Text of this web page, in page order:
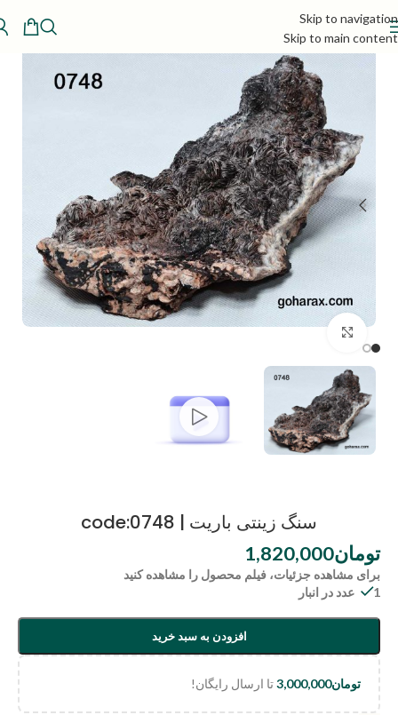
Skip to navigation
Skip to main content
سنگ زینتی باریت | code:0748
تومان1,820,000
برای مشاهده جزئیات، فیلم محصول را مشاهده کنید
1 عدد در انبار
افزودن به سبد خرید
تومان3,000,000تا ارسال رایگان!